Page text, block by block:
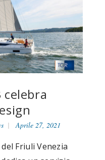
celebra
Aprile 27, 2021
Friuli Venezia